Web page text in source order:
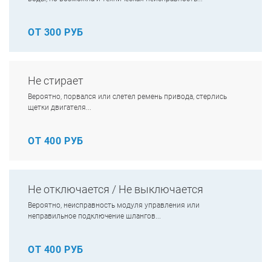
ОТ 300 РУБ
Не стирает
Вероятно, порвался или слетел ремень привода, стерлись
щетки двигателя...
ОТ 400 РУБ
Не отключается / Не выключается
Вероятно, неисправность модуля управления или
неправильное подключение шлангов...
ОТ 400 РУБ